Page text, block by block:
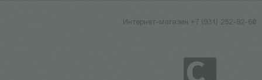
Интернет-магазин +7 (931) 252-92-60